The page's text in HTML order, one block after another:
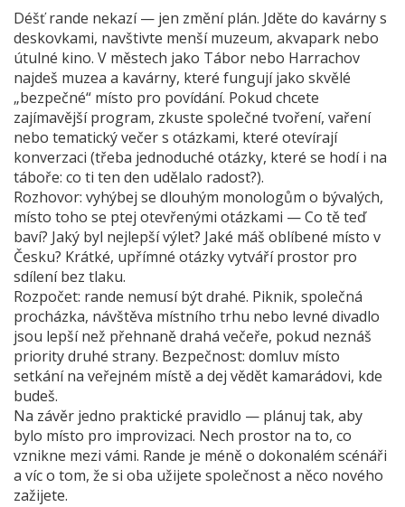
Déšť rande nekazí — jen změní plán. Jděte do kavárny s
deskovkami, navštivte menší muzeum, akvapark nebo
útulné kino. V městech jako Tábor nebo Harrachov
najdeš muzea a kavárny, které fungují jako skvělé
„bezpečné“ místo pro povídání. Pokud chcete
zajímavější program, zkuste společné tvoření, vaření
nebo tematický večer s otázkami, které otevírají
konverzaci (třeba jednoduché otázky, které se hodí i na
táboře: co ti ten den udělalo radost?).
Rozhovor: vyhýbej se dlouhým monologům o bývalých,
místo toho se ptej otevřenými otázkami — Co tě teď
baví? Jaký byl nejlepší výlet? Jaké máš oblíbené místo v
Česku? Krátké, upřímné otázky vytváří prostor pro
sdílení bez tlaku.
Rozpočet: rande nemusí být drahé. Piknik, společná
procházka, návštěva místního trhu nebo levné divadlo
jsou lepší než přehnaně drahá večeře, pokud neznáš
priority druhé strany. Bezpečnost: domluv místo
setkání na veřejném místě a dej vědět kamarádovi, kde
budeš.
Na závěr jedno praktické pravidlo — plánuj tak, aby
bylo místo pro improvizaci. Nech prostor na to, co
vznikne mezi vámi. Rande je méně o dokonalém scénáři
a víc o tom, že si oba užijete společnost a něco nového
zažijete.